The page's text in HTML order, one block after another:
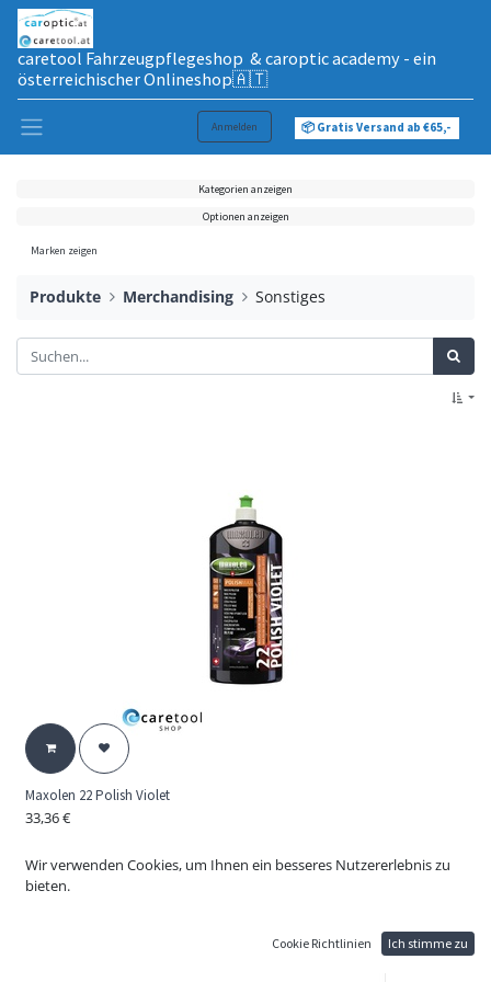
caretool Fahrzeugpflegeshop & caroptic academy - ein
österreichischer Onlineshop🇦🇹
Anmelden 📦 Gratis Versand ab €65,-
Kategorien anzeigen
Optionen anzeigen
Marken zeigen
Produkte Merchandising Sonstiges
Maxolen 22 Polish Violet
33,36€
Wachspolish violett pflegt und veredelt neue bis mittelstark verwitterte
Hochglanzlacke. Wachspolish violett erzeugt maschinell und manuell ein
Wir verwenden Cookies, um Ihnen ein besseres Nutzererlebnis zu
bieten.
Cookie Richtlinien Ich stimme zu